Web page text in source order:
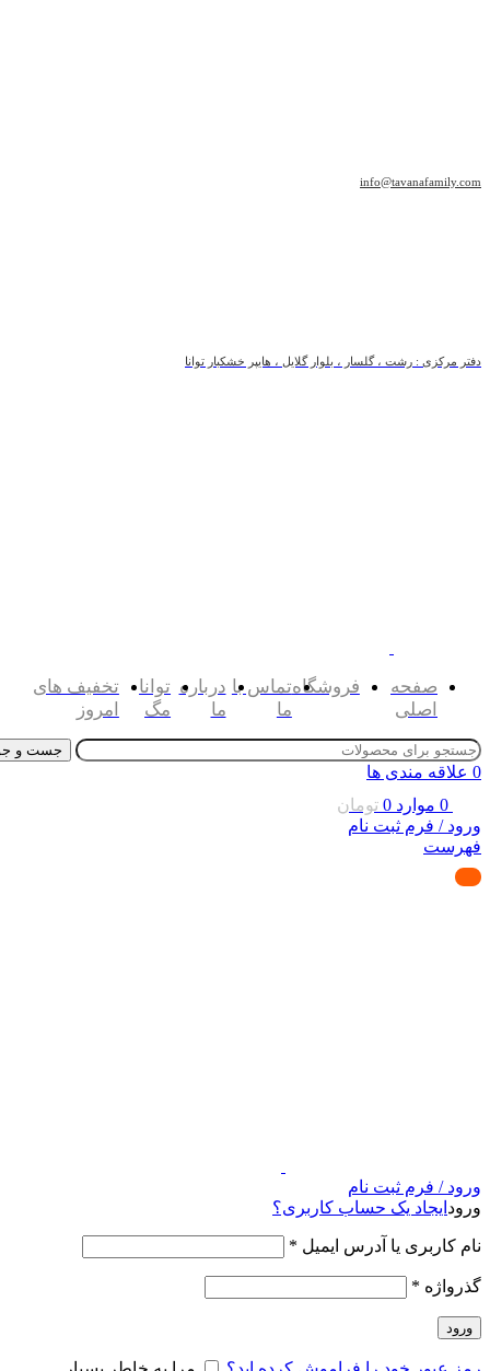
info@tavanafamily.com
دفتر مرکزی : رشت ، گلسار ، بلوار گلایل ، هایپر خشکبار توانا
صفحه
اصلی
فروشگاهتماس با
ما
درباره
ما
توانا
مگ
تخفیف های
امروز
جست و
0 علاقه مندی ها
0 موارد 0 تومان
ورود / فرم ثبت نام
فهرست
ورود / فرم ثبت نام
ورود ایجاد یک حساب کاربری؟
نام کاربری یا آدرس ایمیل *
گذرواژه *
ورود